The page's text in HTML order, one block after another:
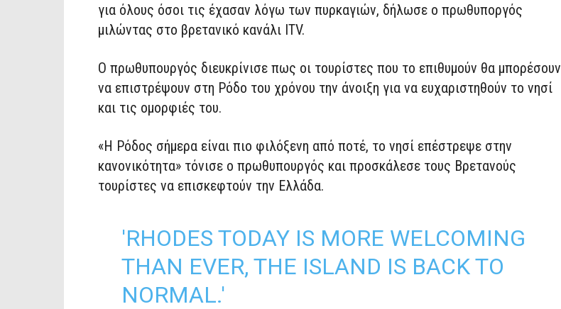
για όλους όσοι τις έχασαν λόγω των πυρκαγιών, δήλωσε ο πρωθυποργός
μιλώντας στο βρετανικό κανάλι ITV.
Ο πρωθυπουργός διευκρίνισε πως οι τουρίστες που το επιθυμούν θα μπορέσουν
να επιστρέψουν στη Ρόδο του χρόνου την άνοιξη για να ευχαριστηθούν το νησί
και τις ομορφιές του.
«Η Ρόδος σήμερα είναι πιο φιλόξενη από ποτέ, το νησί επέστρεψε στην
κανονικότητα» τόνισε ο πρωθυπουργός και προσκάλεσε τους Βρετανούς
τουρίστες να επισκεφτούν την Ελλάδα.
'RHODES TODAY IS MORE WELCOMING
THAN EVER, THE ISLAND IS BACK TO
NORMAL.'